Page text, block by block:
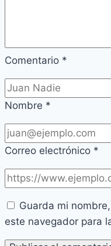
Comentario *
Nombre *
Correo electrónico *
Guarda mi
este navegador para